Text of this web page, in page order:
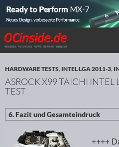
Redaktion ocinside.de PC
Suchen
ZUM INHALT SPRINGEN
HARDWARE TESTS, INTEL LGA 2011-3,
ASROCK X99 TAICHI
TEST
++++